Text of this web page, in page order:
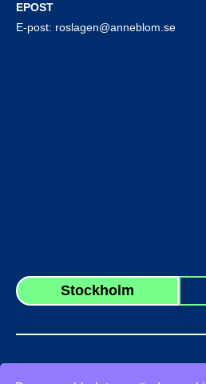
EPOST
E-post: roslagen@anneblom.se
Stockholm